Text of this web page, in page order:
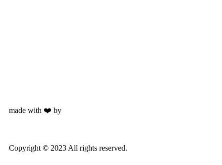
made with ❤️ by
Copyright © 2023 All rights reserved.